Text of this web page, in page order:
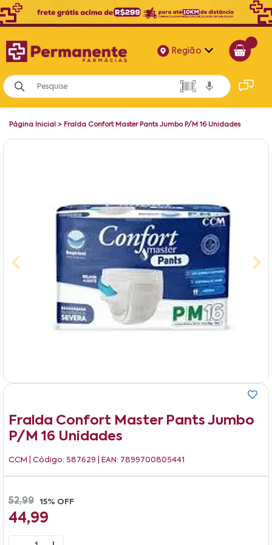
Região
Alagoas
Bahia
Página Inicial > Fralda Confort Master Pants Jumbo P/M 16 Unidades
Fralda Confort Master Pants Jumbo
P/m 16 Unidades
CCM | Código: 587629 | EAN: 7899700805441
52,99 15% OFF
44,99